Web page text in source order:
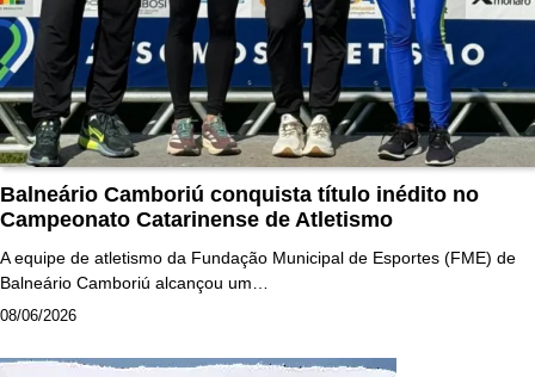
Balneário Camboriú conquista título inédito no
Campeonato Catarinense de Atletismo
A equipe de atletismo da Fundação Municipal de Esportes (FME) de
Balneário Camboriú alcançou um…
08/06/2026